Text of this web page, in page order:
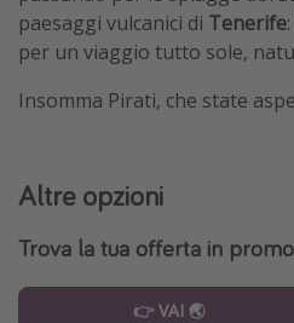
paesaggi vulcanici di Tenerife
per un viaggio tutto sole,
Insomma Pirati, che state
Altre opzioni
Trova la tua offerta in
👉 VAI 🌏